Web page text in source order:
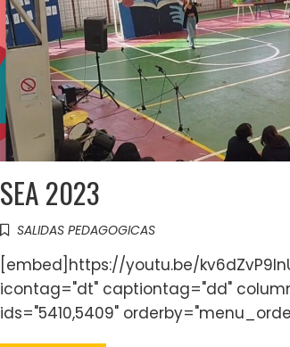
SEA 2023
SALIDAS PEDAGOGICAS
[embed]https://youtu.be/
icontag="dt" captiontag="dd"
ids="5410,5409"